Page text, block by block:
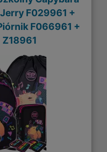
F029961 +
F066961 +
Z18961